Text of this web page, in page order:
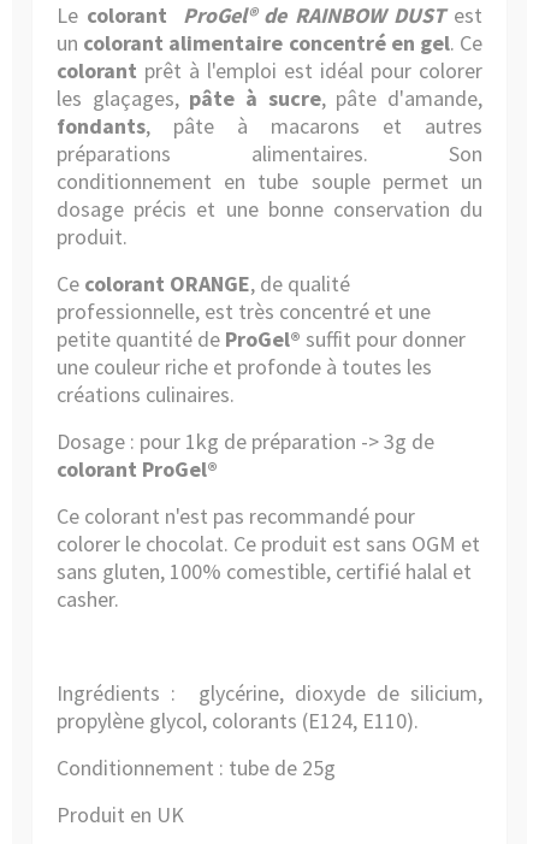
Le colorant ProGel® de RAINBOW DUSTest
un colorant alimentaire concentré en gel. Ce
colorant prêt à l'emploi est idéal pour colorer
les glaçages, pâte à sucre, pâte d'amande,
fondants, pâte à macarons et autres
préparations alimentaires. Son
conditionnement en tube souple permet un
dosage précis et une bonne conservation du
produit.
Ce colorant ORANGE, de qualité
professionnelle, est très concentré et une
petite quantité de ProGel® suffit pour donner
une couleur riche et profonde à toutes les
créations culinaires.
Dosage : pour 1kg de préparation -> 3g de
colorant ProGel®
Ce colorant n'est pas recommandé pour
colorer le chocolat. Ce produit est sans OGM et
sans gluten, 100% comestible, certifié halal et
casher.
Ingrédients :
glycérine, dioxyde de silicium,
propylène glycol, colorants (E124, E110).
Conditionnement : tube de 25g
Produit en UK